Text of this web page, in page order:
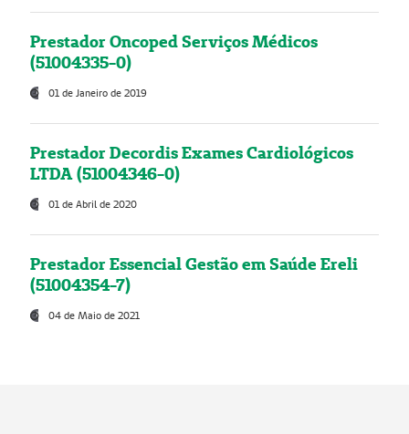
Prestador Oncoped Serviços Médicos
(51004335-0)
01 de Janeiro de 2019
Prestador Decordis Exames Cardiológicos
LTDA (51004346-0)
01 de Abril de 2020
Prestador Essencial Gestão em Saúde Ereli
(51004354-7)
04 de Maio de 2021